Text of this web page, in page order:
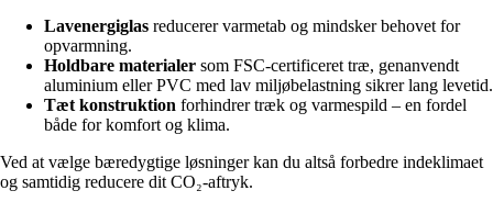
Lavenergiglas reducerer varmetab og mindsker behovet for
opvarmning.
Holdbare materialer som FSC-certificeret træ, genanvendt
aluminium eller PVC med lav miljøbelastning sikrer lang levetid.
Tæt konstruktion forhindrer træk og varmespild – en fordel
både for komfort og klima.
Ved at vælge bæredygtige løsninger kan du altså forbedre indeklimaet
og samtidig reducere dit CO₂-aftryk.